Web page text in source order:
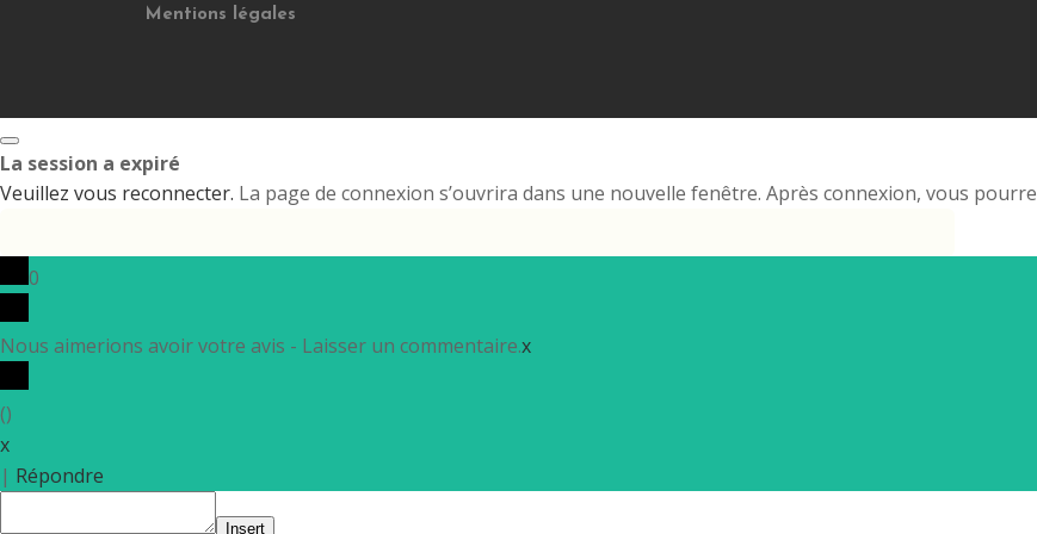
Mentions légales
Fermez
la
boite
de
La session a expiré
Veuillez vous reconnecter. La page de connexion s’ouvrira dans une nouvelle fenêtre. Après connexion, vous
0
Nous aimerions avoir votre avis - Laisser un commentaire.x
()
x
| Répondre
Insert